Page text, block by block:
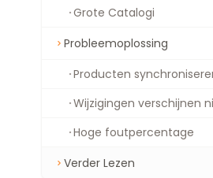
Grote Catalogi
Probleemoplossing
Producten
Wijzigingen verschijnen
Hoge foutpercentage
Verder Lezen